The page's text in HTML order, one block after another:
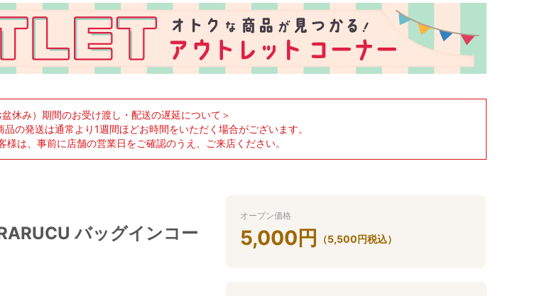
休み）期間のお受け渡し・配送の遅延について＞
の発送は通常より1週間ほどお時間をいただく場合がございます。
様は、事前に店舗の営業日をご確認のうえ、ご来店ください。
バッグインコー
オープン価格
5,000 円 （5,500円税込）